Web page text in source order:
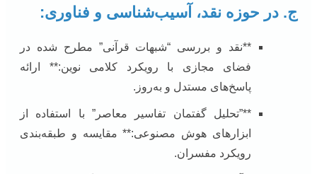
ج. در حوزه نقد، آسیب‌شناسی و فناوری:
**نقد و بررسی “شبهات قرآنی” مطرح شده در
فضای مجازی با رویکرد کلامی نوین:** ارائه
پاسخ‌های مستدل و به‌روز.
**”تحلیل گفتمان تفاسیر معاصر” با استفاده از
ابزارهای هوش مصنوعی:** مقایسه و طبقه‌بندی
رویکرد مفسران.